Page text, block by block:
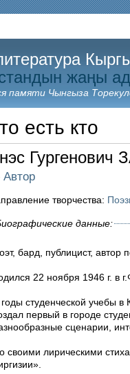
жаңы
памяти Чынгыза
есть кто
творчества:
данные:
бард, публицист, автор
22 ноября 1946 г. в
студенческой учебы
первый в городе
сценарии,
своими лирическими